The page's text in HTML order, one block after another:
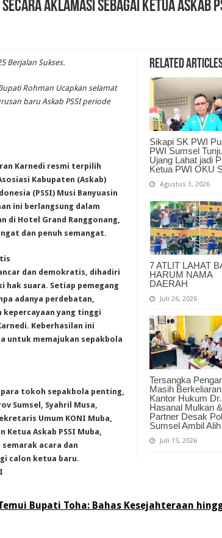
Aklamasi sebagai Ketua Askab
Related
Sikapi SK PWI
PWI Sumsel
Ujang Lahat jadi
Ketua PWI OKU
Agustus 3, 2026
7 ATLIT LAHAT
HARUM NAMA
DAERAH
Juli 26, 2026
Tersangka
Masih
Kantor Hukum Dr.
Hasanal Mulkan &
Partner Desak
Sumsel Ambil
Juli 15, 2026
Berjalan Sukses.
Rohman Ucapkan selamat
baru Askab PSSI periode
Karnedi resmi terpilih
Kabupaten (Askab)
(PSSI) Musi Banyuasin
ini berlangsung dalam
di Hotel Grand Ranggonang,
dan penuh semangat.
dan demokratis, dihadiri
hak suara. Setiap pemegang
adanya perdebatan,
kepercayaan yang tinggi
Keberhasilan ini
untuk memajukan sepakbola
tokoh sepakbola penting,
Sumsel, Syahril Musa,
Umum KONI Muba,
Askab PSSI Muba,
acara dan
calon ketua baru.
Bupati Toha: Bahas Kesejahteraan